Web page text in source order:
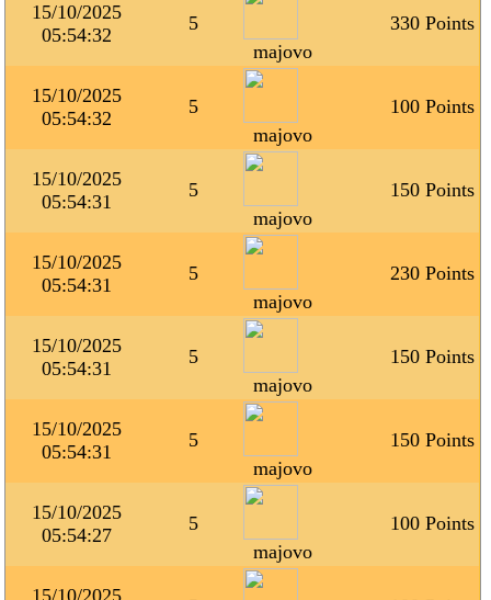
15/10/2025
05:54:32
5
majovo
330 Points
15/10/2025
05:54:32
5
majovo
100 Points
15/10/2025
05:54:31
5
majovo
150 Points
15/10/2025
05:54:31
5
majovo
230 Points
15/10/2025
05:54:31
5
majovo
150 Points
15/10/2025
05:54:31
5
majovo
150 Points
15/10/2025
05:54:27
5
majovo
100 Points
15/10/2025